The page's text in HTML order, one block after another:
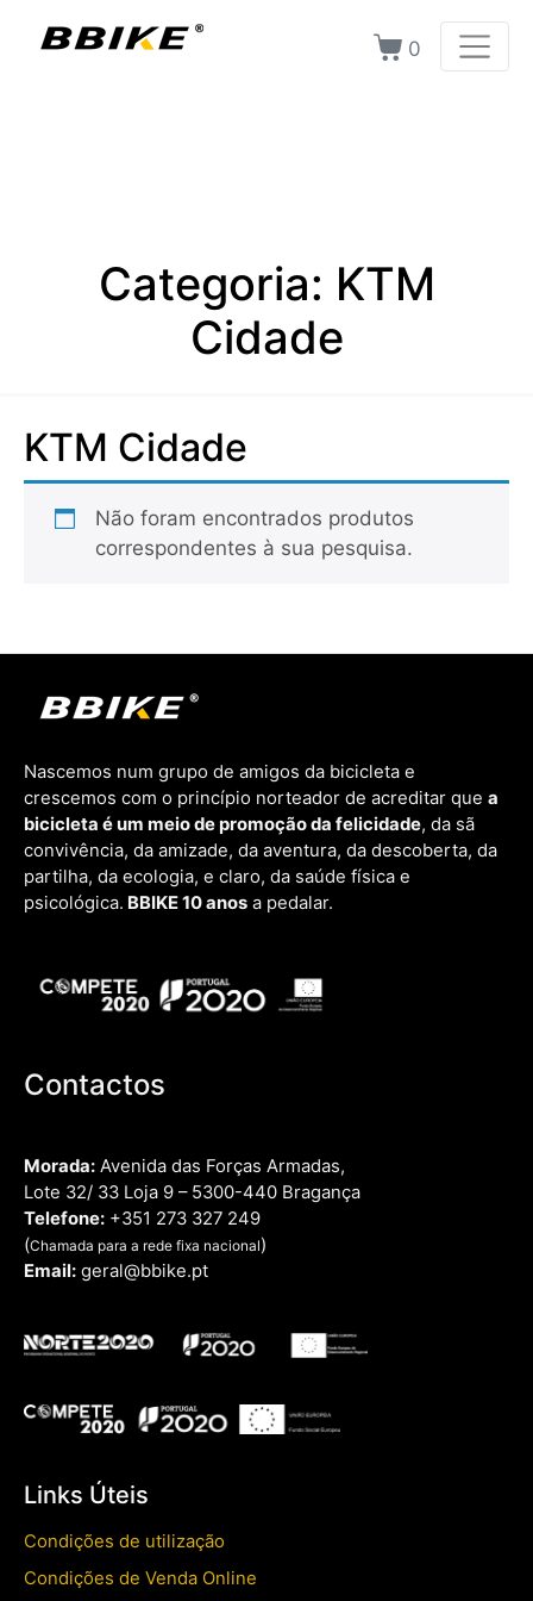
0
Categoria: KTM
Cidade
KTM Cidade
Não foram encontrados produtos
correspondentes à sua pesquisa.
Nascemos num grupo de amigos da bicicleta e
crescemos com o princípio norteador de acreditar que a
bicicleta é um meio de promoção da felicidade, da sã
convivência, da amizade, da aventura, da descoberta, da
partilha, da ecologia, e claro, da saúde física e
psicológica. BBIKE 10 anos a pedalar.
Contactos
Morada: Avenida das Forças Armadas,
Lote 32/ 33 Loja 9 – 5300-440 Bragança
Telefone: +351 273 327 249
(Chamada para a rede fixa nacional)
Email: geral@bbike.pt
Links Úteis
Condições de utilização
Condições de Venda Online